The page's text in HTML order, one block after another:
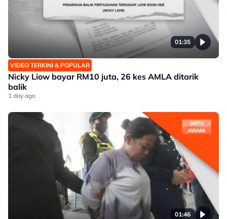
01:35
VIDEO TERKINI & POPULAR
Nicky Liow bayar RM10 juta, 26 kes AMLA ditarik
balik
1 day ago
01:46